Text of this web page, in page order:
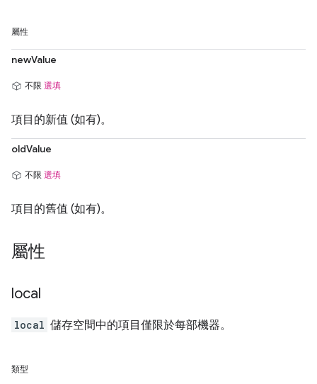
屬性
newValue
不限 選填
項目的新值 (如有)。
oldValue
不限 選填
項目的舊值 (如有)。
屬性
local
local 儲存空間中的項目僅限於每部機器。
類型